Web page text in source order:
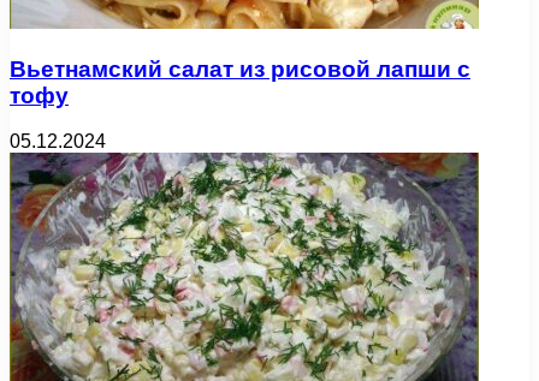
Вьетнамский салат из рисовой лапши с
тофу
05.12.2024